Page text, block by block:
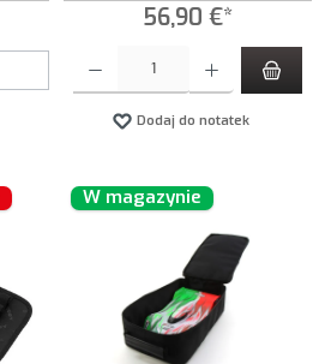
56,90 €*
Dodaj do notatek
W magazynie